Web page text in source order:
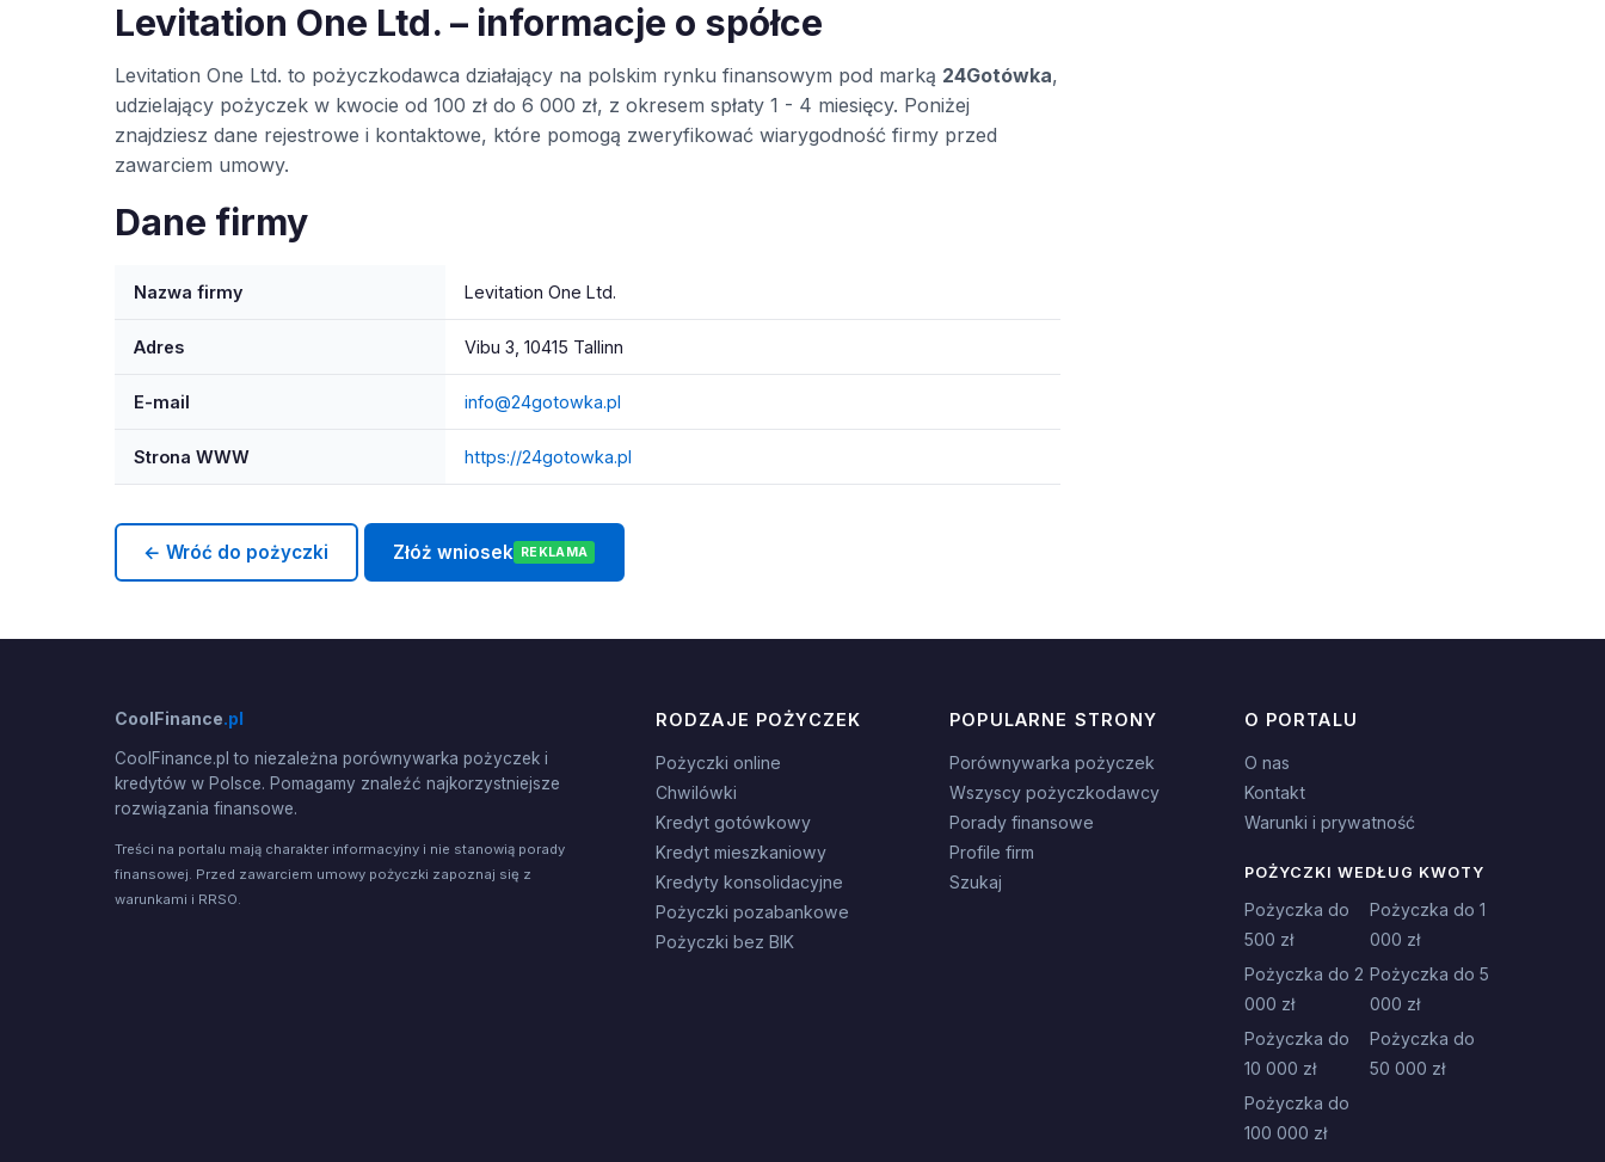
Levitation One Ltd. – informacje o spółce
Levitation One Ltd. to pożyczkodawca działający na polskim rynku finansowym pod marką 24Gotówka,
udzielający pożyczek w kwocie od 100 zł do 6 000 zł, z okresem spłaty 1 - 4 miesięcy. Poniżej
znajdziesz dane rejestrowe i kontaktowe, które pomogą zweryfikować wiarygodność firmy przed
zawarciem umowy.
Dane firmy
Nazwa firmy Levitation One Ltd.
Adres Vibu 3, 10415 Tallinn
E-mail info@24gotowka.pl
Strona WWW https://24gotowka.pl
← Wróć do pożyczki Złóż wniosek REKLAMA
CoolFinance.pl
CoolFinance.pl to niezależna porównywarka pożyczek i
kredytów w Polsce. Pomagamy znaleźć najkorzystniejsze
rozwiązania finansowe.
Treści na portalu mają charakter informacyjny i nie stanowią porady
finansowej. Przed zawarciem umowy pożyczki zapoznaj się z
warunkami i RRSO.
RODZAJE POŻYCZEK
Pożyczki online
Chwilówki
Kredyt gotówkowy
Kredyt mieszkaniowy
Kredyty konsolidacyjne
Pożyczki pozabankowe
Pożyczki bez BIK
POPULARNE STRONY
Porównywarka pożyczek
Wszyscy pożyczkodawcy
Porady finansowe
Profile firm
Szukaj
O PORTALU
O nas
Kontakt
Warunki i prywatność
POŻYCZKI WEDŁUG KWOTY
Pożyczka do
500 zł
Pożyczka do 1
000 zł
Pożyczka do 2
000 zł
Pożyczka do 5
000 zł
Pożyczka do
10 000 zł
Pożyczka do
50 000 zł
Pożyczka do
100 000 zł